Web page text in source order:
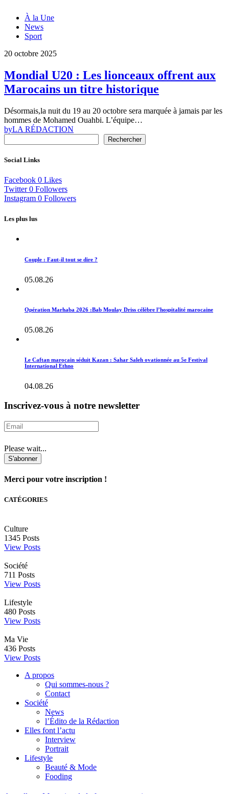
À la Une
News
Sport
20 octobre 2025
Mondial U20 : Les lionceaux offrent aux
Marocains un titre historique
Désormais,la nuit du 19 au 20 octobre sera marquée à jamais par les
hommes de Mohamed Ouahbi. L’équipe…
byLA RÉDACTION
Rechercher
Social Links
Facebook 0 Likes
Twitter 0 Followers
Instagram 0 Followers
Les plus lus
Couple : Faut-il tout se dire ?
05.08.26
Opération Marhaba 2026 :Bab Moulay Driss célèbre l’hospitalité marocaine
05.08.26
Le Caftan marocain séduit Kazan : Sahar Saleh ovationnée au 5e Festival
International Ethno
04.08.26
Inscrivez-vous à notre newsletter
Please wait...
S'abonner
Merci pour votre inscription !
CATÉGORIES
Culture
1345 Posts
View Posts
Société
711 Posts
View Posts
Lifestyle
480 Posts
View Posts
Ma Vie
436 Posts
View Posts
A propos
Qui sommes-nous ?
Contact
Société
News
l’Édito de la Rédaction
Elles font l’actu
Interview
Portrait
Lifestyle
Beauté & Mode
Fooding